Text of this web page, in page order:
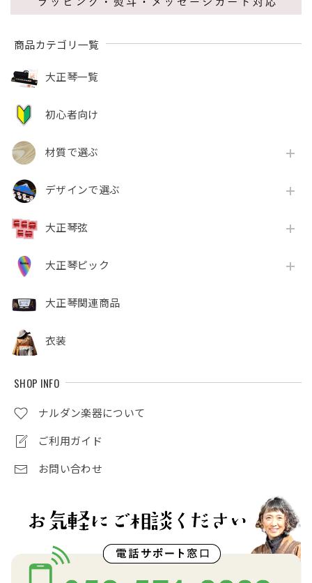
商品カテゴリ一覧
大正琴一覧
初心者向け
材質で選ぶ
デザインで選ぶ
大正琴弦
大正琴ピック
大正琴関連商品
衣装
SHOP INFO
ナルダン楽器について
ご利用ガイド
お問い合わせ